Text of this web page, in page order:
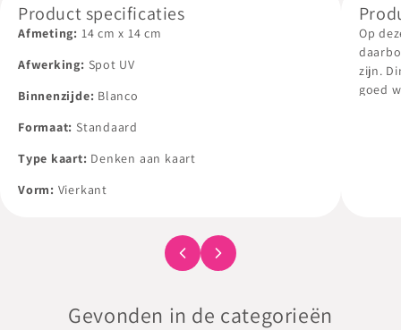
Product specificaties
Afmeting: 14cm x14cm
Afwerking: Spot UV
Binnenzijde: Blanco
Formaat: Standaard
Type kaart: Denken aan kaart
Vorm: Vierkant
Op
zijn.
goed
Gevonden in de categorieën